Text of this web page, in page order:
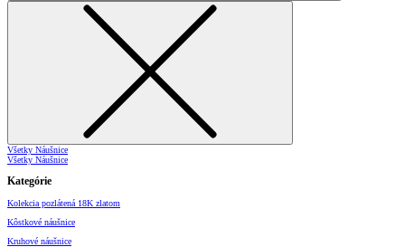
Všetky Náušnice
Všetky Náušnice
Kategórie
Kolekcia pozlátená 18K zlatom
Kôstkové náušnice
Kruhové náušnice